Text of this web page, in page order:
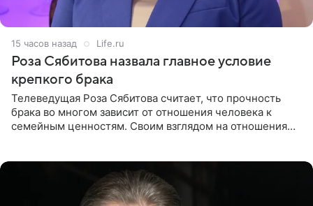
15 часов назад Life.ru
Роза Сябитова назвала главное условие
крепкого брака
Телеведущая Роза Сябитова считает, что прочность
брака во многом зависит от отношения человека к
семейным ценностям. Своим взглядом на отношения